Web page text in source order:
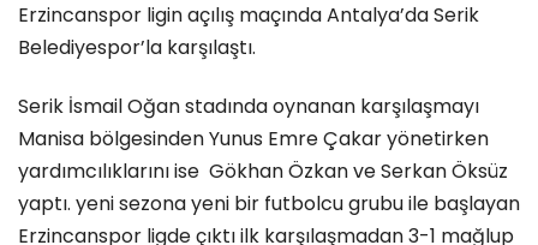
Erzincanspor ligin açılış maçında Antalya’da Serik
Belediyespor’la karşılaştı.
Serik İsmail Oğan stadında oynanan karşılaşmayı
Manisa bölgesinden Yunus Emre Çakar yönetirken
yardımcılıklarını ise Gökhan Özkan ve Serkan Öksüz
yaptı. yeni sezona yeni bir futbolcu grubu ile başlayan
Erzincanspor ligde çıktı ilk karşılaşmadan 3-1 mağlup